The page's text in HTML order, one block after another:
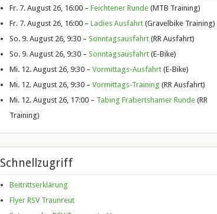
Fr. 7. August 26, 16:00 – Feichtener Runde (MTB Training)
Fr. 7. August 26, 16:00 – Ladies Ausfahrt (Gravelbike Training)
So. 9. August 26, 9:30 – Sonntagsausfahrt (RR Ausfahrt)
So. 9. August 26, 9:30 – Sonntagsausfahrt (E-Bike)
Mi. 12. August 26, 9:30 – Vormittags-Ausfahrt (E-Bike)
Mi. 12. August 26, 9:30 – Vormittags-Training (RR Ausfahrt)
Mi. 12. August 26, 17:00 – Tabing Frabertshamer Runde (RR
Training)
Schnellzugriff
Beitrittserklärung
Flyer RSV Traunreut